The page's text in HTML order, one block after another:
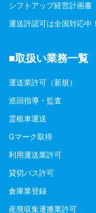
シフトアップ経営計画書
運送許認可は全国対応中
■取扱い業務一覧
運送業許可（新規）
巡回指導・監査
霊柩車運送
Gマーク取得
利用運送業許可
貸切バス許可
倉庫業登録
産廃収集運搬業許可